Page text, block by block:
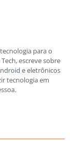
para o
escreve sobre
e eletrônicos
tecnologia em